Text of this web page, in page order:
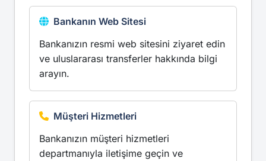
Bankanın Web Sitesi
Bankanızın resmi web sitesini ziyaret edin
ve uluslararası transferler hakkında bilgi
arayın.
Müşteri Hizmetleri
Bankanızın müşteri hizmetleri
departmanıyla iletişime geçin ve